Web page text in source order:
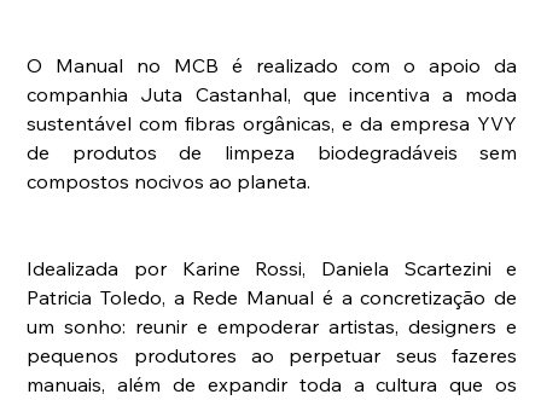
O Manual no MCB é realizado com o apoio da
companhia Juta Castanhal, que incentiva a moda
sustentável com fibras orgânicas, e da empresa YVY
de produtos de limpeza biodegradáveis sem
compostos nocivos ao planeta.
Idealizada por Karine Rossi, Daniela Scartezini e
Patricia Toledo, a Rede Manual é a concretização de
um sonho: reunir e empoderar artistas, designers e
pequenos produtores ao perpetuar seus fazeres
manuais, além de expandir toda a cultura que os